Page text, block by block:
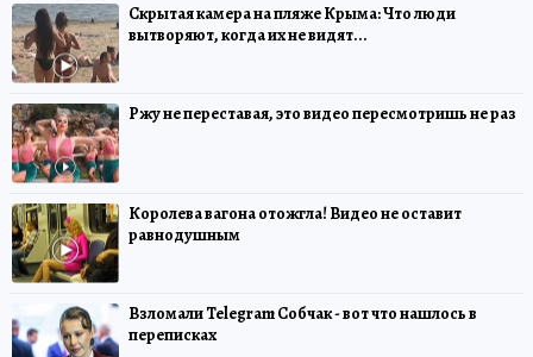
Скрытая камера на пляже Крыма: Что люди
вытворяют, когда их не видят...
Ржу не переставая, это видео пересмотришь не раз
Королева вагона отожгла! Видео не оставит
равнодушным
Взломали Telegram Собчак - вот что нашлось в
переписках